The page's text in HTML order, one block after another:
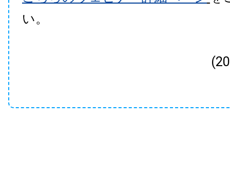
い。